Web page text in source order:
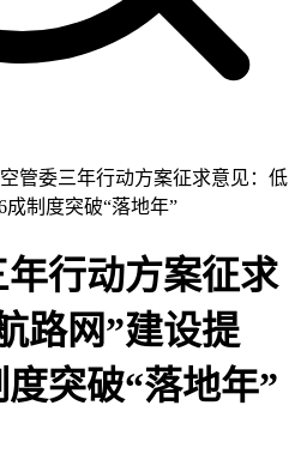
管委三年行动方案征求意见：低
成制度突破“落地年”
年行动方案征求
路网”建设提
突破“落地年”